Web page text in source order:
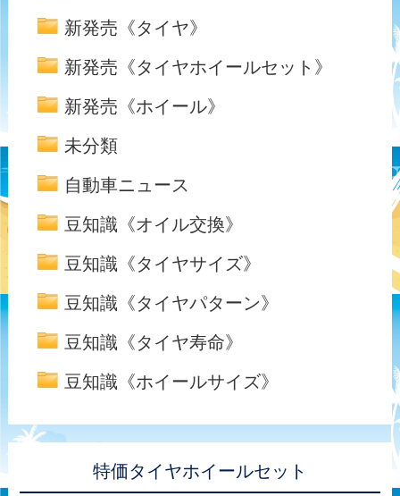
新発売《タイヤ》
新発売《タイヤホイールセット》
新発売《ホイール》
未分類
自動車ニュース
豆知識《オイル交換》
豆知識《タイヤサイズ》
豆知識《タイヤパターン》
豆知識《タイヤ寿命》
豆知識《ホイールサイズ》
特価タイヤホイールセット